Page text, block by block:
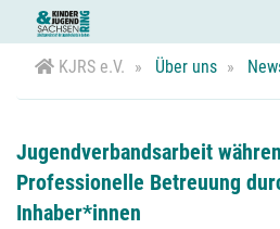
KJRS e.V. Über uns
Jugendverbandsarbeit
Professionelle Betreuung
Inhaber*innen